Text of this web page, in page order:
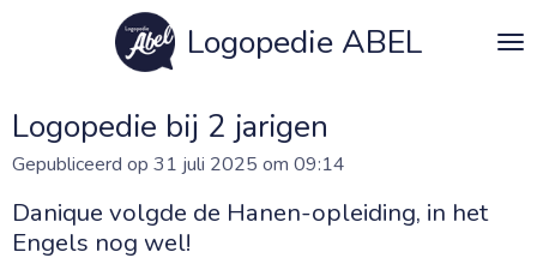
de
hoofdinhoud
Logopedie ABEL
Logopedie bij 2 jarigen
Gepubliceerd op 31 juli 2025 om 09:14
Danique volgde de Hanen-opleiding, in het
Engels nog wel!